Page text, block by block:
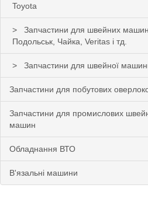
Toyota
Запчастини для швейних машин
Подольськ, Чайка, Veritas і тд.
Запчастини для швейної
Запчастини для побутових
Запчастини для промислових
машин
Обладнання ВТО
В'язальні машини